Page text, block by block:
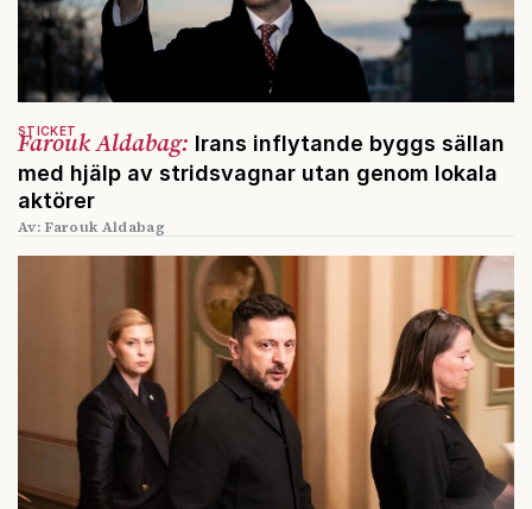
Farouk Aldabag: Irans inflytande byggs sällan
med hjälp av stridsvagnar utan genom lokala
aktörer
STICKET
Av: Farouk Aldabag